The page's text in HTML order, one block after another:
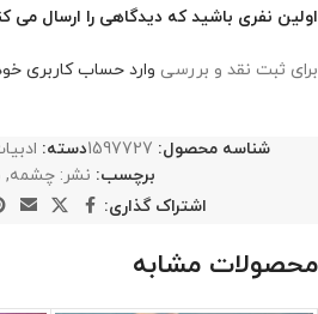
اولین نفری باشید که دیدگاهی را ارسال می
برای ثبت نقد و بررسی وارد حساب کاربری
شناسه محصول: 1597727دسته:
برچسب: نشر: چشمه,
اشتراک گذاری:
محصولات مشابه